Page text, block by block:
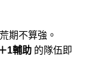
期不算強。
1輔助 的隊伍即